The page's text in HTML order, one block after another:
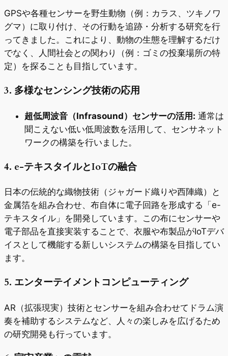
GPSや各種センサーを野生動物（例：カラス、ツキノワ
グマ）に取り付け、その行動を追跡・分析する研究を行
ってきました。これにより、動物の生態を理解するだけ
でなく、人間社会との関わり（例：ゴミの投棄場所の特
定）を探ることも目指しています。
3. 多様なセンシング技術の応用
超低周波音（Infrasound）センサーの活用: 通常は
聞こえない低い低周波数を活用して、センサネット
ワークの構築を行いました。
4. e-テキスタイルとIoTの融合
日本の伝統的な織物技術（ジャガード織りや西陣織）と
金属箔を組み合わせ、布自体に電子回路を形成する「e-
テキスタイル」を開発しています。この布にセンサーや
電子部品を直接実装することで、衣服や布製品がIoTデバ
イスとして機能する新しいシステムの構築を目指してい
ます。
5. エンターテイメントコンピューティング
AR（拡張現実）技術とセンサーを組み合わせてドラム演
奏を補助するシステムなど、人々の楽しみを広げるため
の研究開発も行っています。